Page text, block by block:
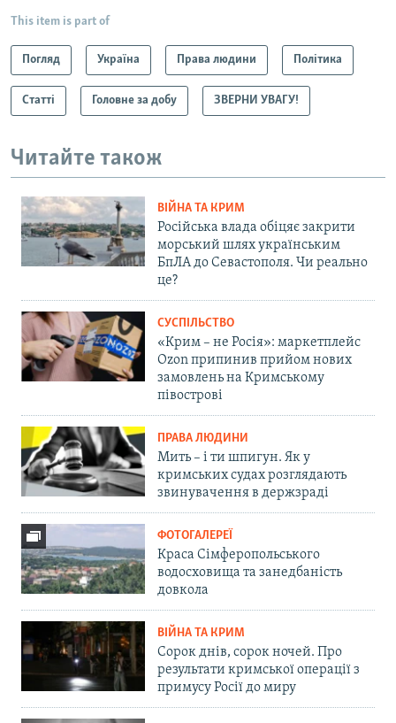
This item is part of
Погляд Україна Права людини Політика
Статті Головне за добу ЗВЕРНИ УВАГУ!
Читайте також
ВІЙНА ТА КРИМ
Російська влада обіцяє закрити
морський шлях українським
БпЛА до Севастополя. Чи реально
це?
СУСПІЛЬСТВО
«Крим – не Росія»: маркетплейс
Ozon припинив прийом нових
замовлень на Кримському
півострові
ПРАВА ЛЮДИНИ
Мить – і ти шпигун. Як у
кримських судах розглядають
звинувачення в держзраді
ФОТОГАЛЕРЕЇ
Краса Сімферопольського
водосховища та занедбаність
довкола
ВІЙНА ТА КРИМ
Сорок днів, сорок ночей. Про
результати кримської операції з
примусу Росії до миру